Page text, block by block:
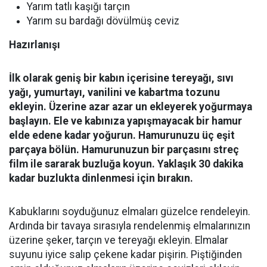
Yarım tatlı kaşığı tarçın
Yarım su bardağı dövülmüş ceviz
Hazırlanışı
İlk olarak geniş bir kabın içerisine tereyağı, sıvı
yağı, yumurtayı, vanilini ve kabartma tozunu
ekleyin. Üzerine azar azar un ekleyerek yoğurmaya
başlayın. Ele ve kabınıza yapışmayacak bir hamur
elde edene kadar yoğurun. Hamurunuzu üç eşit
parçaya bölün. Hamurunuzun bir parçasını streç
film ile sararak buzluğa koyun. Yaklaşık 30 dakika
kadar buzlukta dinlenmesi için bırakın.
Kabuklarını soyduğunuz elmaları güzelce rendeleyin.
Ardında bir tavaya sırasıyla rendelenmiş elmalarınızın
üzerine şeker, tarçın ve tereyağı ekleyin. Elmalar
suyunu iyice salıp çekene kadar pişirin. Piştiğinden